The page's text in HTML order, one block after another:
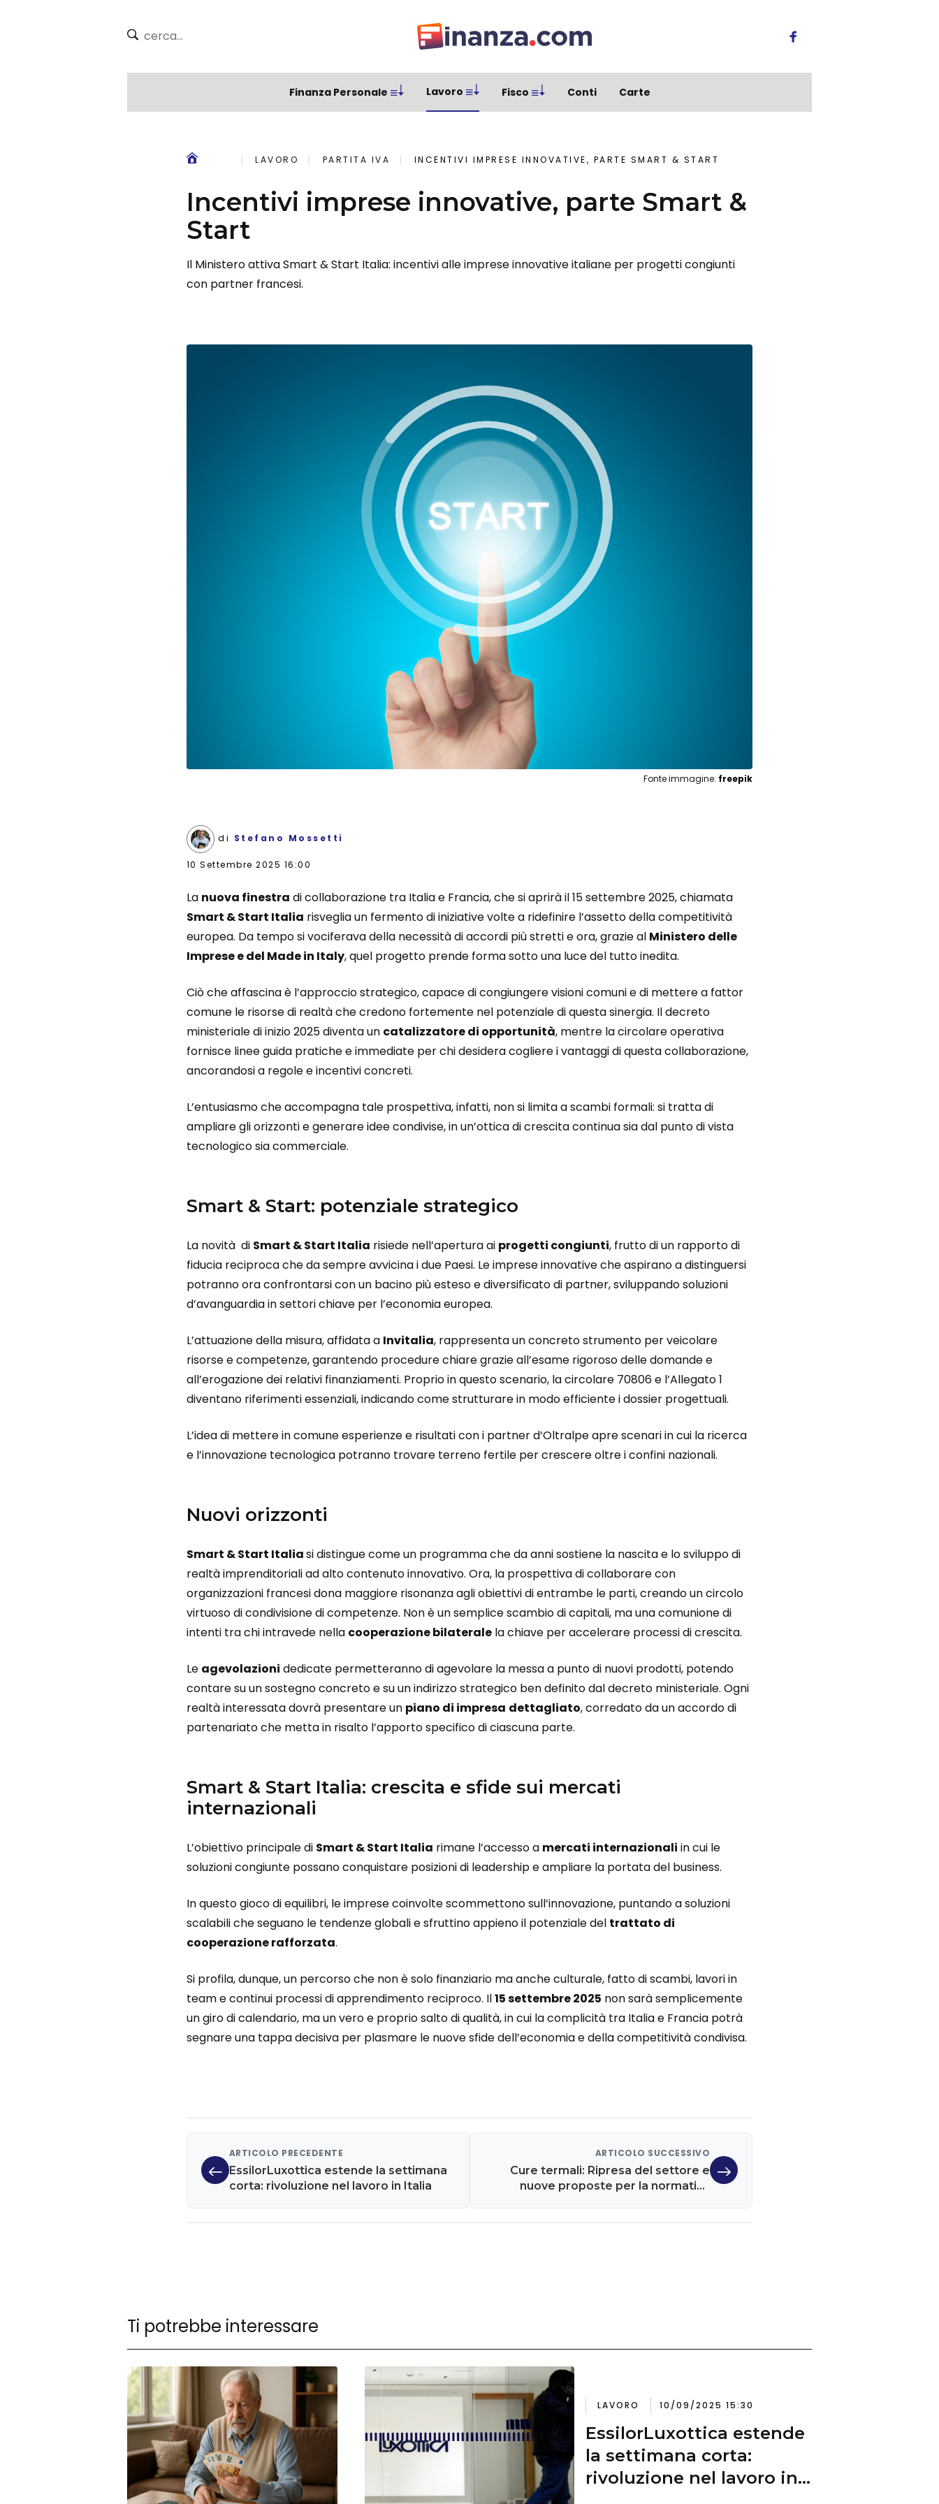
Finanza Personale Lavoro Fisco Conti Carte
LAVORO PARTITA IVA INCENTIVI IMPRESE INNOVATIVE, PARTE SMART & START
Incentivi imprese innovative, parte Smart &
Start
Il Ministero attiva Smart & Start Italia: incentivi alle imprese innovative italiane per progetti congiunti
con partner francesi.
Fonte immagine: freepik
di Stefano Mossetti
10 Settembre 2025 16:00
La nuova finestra di collaborazione tra Italia e Francia, che si aprirà il 15 settembre 2025, chiamata
Smart & Start Italia risveglia un fermento di iniziative volte a ridefinire l’assetto della competitività
europea. Da tempo si vociferava della necessità di accordi più stretti e ora, grazie al Ministero delle
Imprese e del Made in Italy, quel progetto prende forma sotto una luce del tutto inedita.
Ciò che affascina è l’approccio strategico, capace di congiungere visioni comuni e di mettere a fattor
comune le risorse di realtà che credono fortemente nel potenziale di questa sinergia. Il decreto
ministeriale di inizio 2025 diventa un catalizzatore di opportunità, mentre la circolare operativa
fornisce linee guida pratiche e immediate per chi desidera cogliere i vantaggi di questa collaborazione,
ancorandosi a regole e incentivi concreti.
L’entusiasmo che accompagna tale prospettiva, infatti, non si limita a scambi formali: si tratta di
ampliare gli orizzonti e generare idee condivise, in un’ottica di crescita continua sia dal punto di vista
tecnologico sia commerciale.
Smart & Start: potenziale strategico
La novità di Smart & Start Italia risiede nell’apertura ai progetti congiunti, frutto di un rapporto di
fiducia reciproca che da sempre avvicina i due Paesi. Le imprese innovative che aspirano a distinguersi
potranno ora confrontarsi con un bacino più esteso e diversificato di partner, sviluppando soluzioni
d’avanguardia in settori chiave per l’economia europea.
L’attuazione della misura, affidata a Invitalia, rappresenta un concreto strumento per veicolare
risorse e competenze, garantendo procedure chiare grazie all’esame rigoroso delle domande e
all’erogazione dei relativi finanziamenti. Proprio in questo scenario, la circolare 70806 e l’Allegato 1
diventano riferimenti essenziali, indicando come strutturare in modo efficiente i dossier progettuali.
L’idea di mettere in comune esperienze e risultati con i partner d’Oltralpe apre scenari in cui la ricerca
e l’innovazione tecnologica potranno trovare terreno fertile per crescere oltre i confini nazionali.
Nuovi orizzonti
Smart & Start Italiasi distingue come un programma che da anni sostiene la nascita e lo sviluppo di
realtà imprenditoriali ad alto contenuto innovativo. Ora, la prospettiva di collaborare con
organizzazioni francesi dona maggiore risonanza agli obiettivi di entrambe le parti, creando un circolo
virtuoso di condivisione di competenze. Non è un semplice scambio di capitali, ma una comunione di
intenti tra chi intravede nella cooperazione bilateralela chiave per accelerare processi di crescita.
Le agevolazioni dedicate permetteranno di agevolare la messa a punto di nuovi prodotti, potendo
contare su un sostegno concreto e su un indirizzo strategico ben definito dal decreto ministeriale. Ogni
realtà interessata dovrà presentare un piano di impresa dettagliato, corredato da un accordo di
partenariato che metta in risalto l’apporto specifico di ciascuna parte.
Smart & Start Italia: crescita e sfide sui mercati
internazionali
L’obiettivo principale di Smart & Start Italia rimane l’accesso a mercati internazionali in cui le
soluzioni congiunte possano conquistare posizioni di leadership e ampliare la portata del business.
In questo gioco di equilibri, le imprese coinvolte scommettono sull’innovazione, puntando a soluzioni
scalabili che seguano le tendenze globali e sfruttino appieno il potenziale del trattato di
cooperazione rafforzata.
Si profila, dunque, un percorso che non è solo finanziario ma anche culturale, fatto di scambi, lavori in
team e continui processi di apprendimento reciproco. Il15 settembre 2025 non sarà semplicemente
un giro di calendario, ma un vero e proprio salto di qualità, in cui la complicità tra Italia e Francia potrà
segnare una tappa decisiva per plasmare le nuove sfide dell’economia e della competitività condivisa.
ARTICOLO PRECEDENTE
EssilorLuxottica estende la settimana
corta: rivoluzione nel lavoro in Italia
ARTICOLO SUCCESSIVO
Cure termali: Ripresa del settore e
nuove proposte per la normativa
Ti potrebbe interessare
LAVORO 10/09/2025 15:30
EssilorLuxottica estende
la settimana corta:
rivoluzione nel lavoro in